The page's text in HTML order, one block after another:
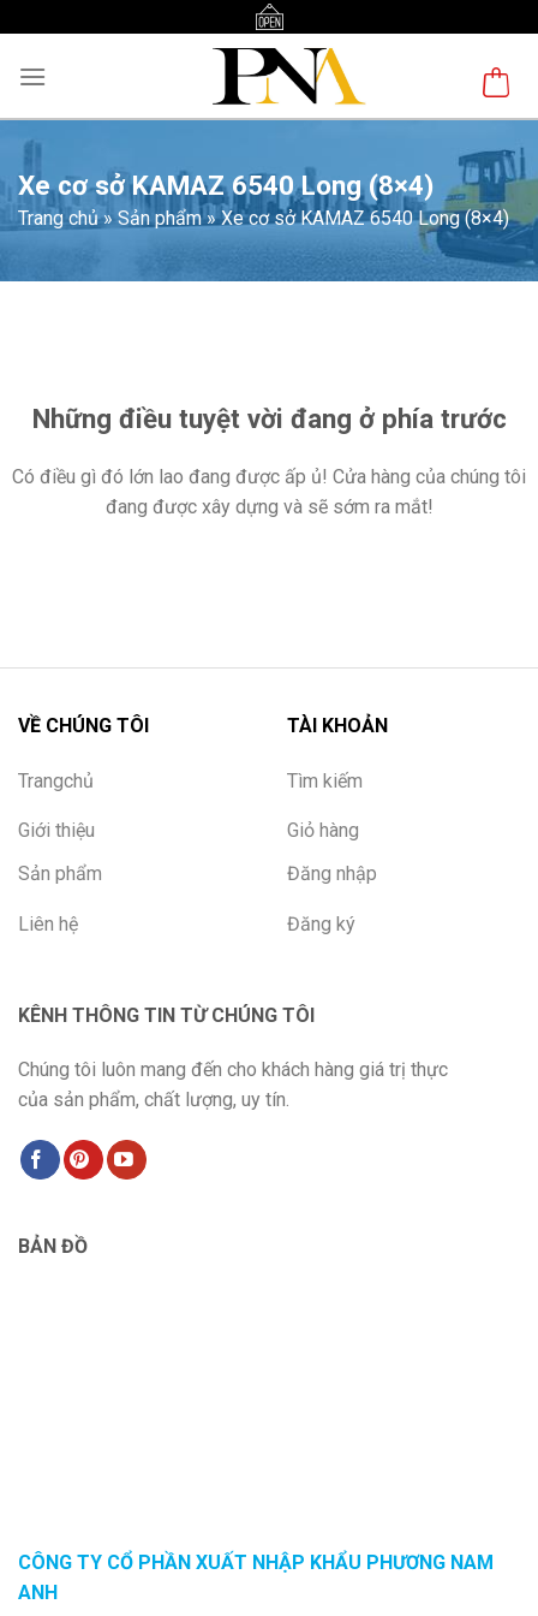
content
Xe cơ sở KAMAZ 6540 Long (8×4)
Trang chủ» Sản phẩm»Xe cơ sở KAMAZ 6540 Long (8×4)
dungNhững điều tuyệt vời đang ở phía trước
Có điều gì đó lớn lao đang được ấp ủ! Cửa hàng của chúng tôi
đang được xây dựng và sẽ sớm ra mắt!
VỀ CHÚNG TÔI
Trangchủ
Giới thiệu
Sản phẩm
Liên hệ
TÀI KHOẢN
Tìm kiếm
Giỏ hàng
Đăng nhập
Đăng ký
KÊNH THÔNG TIN TỪ CHÚNG TÔI
Chúng tôi luôn mang đến cho khách hàng giá trị thực
của sản phẩm, chất lượng, uy tín.
BẢN ĐỒ
CÔNG TY CỔ PHẦN XUẤT NHẬP KHẨU PHƯƠNG NAM
ANH